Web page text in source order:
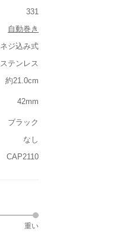
331
自動巻き
ネジ込み式
ステンレス
約21.0cm
42mm
ブラック
なし
CAP2110
重い